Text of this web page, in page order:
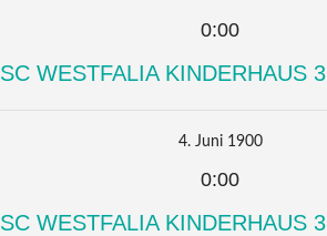
0:00
SC WESTFALIA KINDERHAUS 3
4. Juni 1900
0:00
SC WESTFALIA KINDERHAUS 3